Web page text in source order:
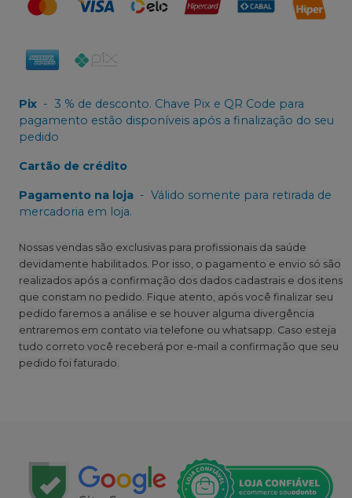
Pix - 3 % de desconto. Chave Pix e QR Code para
pagamento estão disponíveis após a finalização do seu
pedido
Cartão de crédito
Pagamento na loja - Válido somente para retirada de
mercadoria em loja.
Nossas vendas são exclusivas para profissionais da saúde
devidamente habilitados. Por isso, o pagamento e envio só são
realizados após a confirmação dos dados cadastrais e dos itens
que constam no pedido. Fique atento, após você finalizar seu
pedido faremos a análise e se houver alguma divergência
entraremos em contato via telefone ou whatsapp. Caso esteja
tudo correto você receberá por e-mail a confirmação que seu
pedido foi faturado.